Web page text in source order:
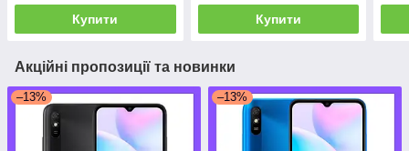
Купити Купити
Акційні пропозиції та новинки
–13% –13%